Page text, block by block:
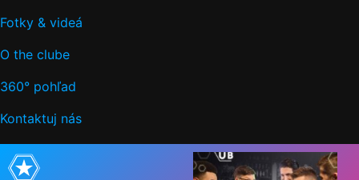
Fotky & videá
O the clube
360° pohľad
Kontaktuj nás